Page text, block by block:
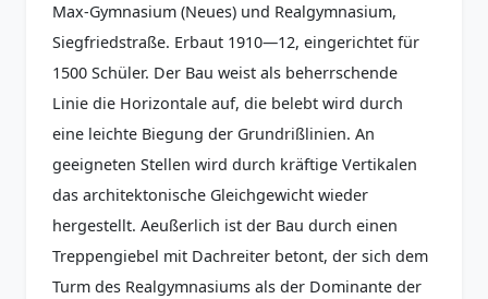
Max-Gymnasium (Neues) und Realgymnasium,
Siegfriedstraße. Erbaut 1910—12, eingerichtet für
1500 Schüler. Der Bau weist als beherrschende
Linie die Horizontale auf, die belebt wird durch
eine leichte Biegung der Grundrißlinien. An
geeigneten Stellen wird durch kräftige Vertikalen
das architektonische Gleichgewicht wieder
hergestellt. Aeußerlich ist der Bau durch einen
Treppengiebel mit Dachreiter betont, der sich dem
Turm des Realgymnasiums als der Dominante der